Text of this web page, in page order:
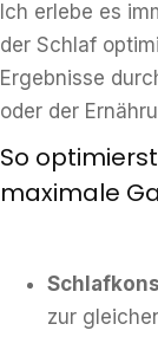
Ich erlebe es
der Schlaf
Ergebnisse
oder der
So
maximale
zur